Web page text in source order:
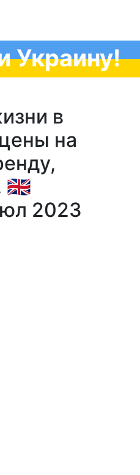
Украину!
в
на
🇬🇧
2023